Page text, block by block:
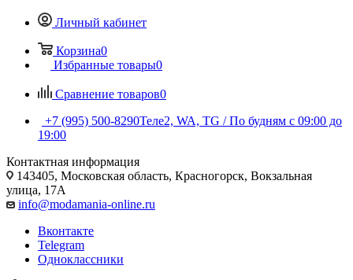
Личный кабинет
Корзина0
Избранные товары0
Сравнение товаров0
+7 (995) 500-8290Теле2, WA, TG / По будням c 09:00 до
19:00
Контактная информация
143405, Московская область, Красногорск, Вокзальная
улица, 17А
info@modamania-online.ru
Вконтакте
Telegram
Одноклассники